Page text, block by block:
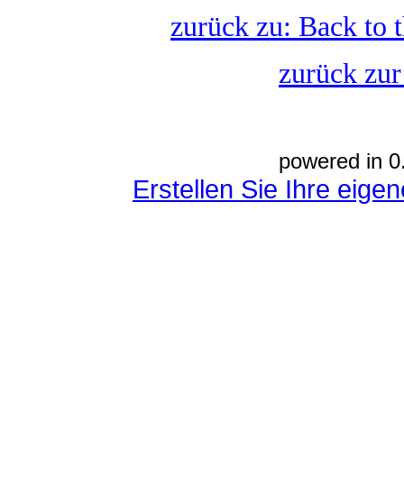
zurück zu: Back to
zurück
powered in
Erstellen Sie Ihre